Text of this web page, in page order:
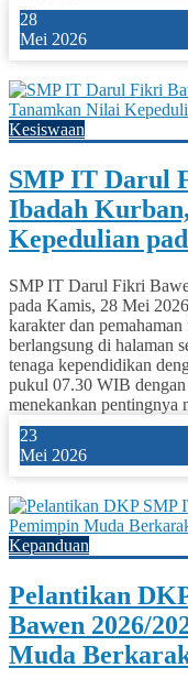
28
Mei 2026
Kesiswaan
SMP IT Darul
Ibadah
Kepedulian
SMP IT Darul Fikri
pada Kamis, 28 Mei
karakter dan
berlangsung di halaman
tenaga kependidikan
pukul 07.30 WIB dengan
menekankan pentingnya
23
Mei 2026
Kepanduan
Pelantikan
Bawen 2026/
Muda